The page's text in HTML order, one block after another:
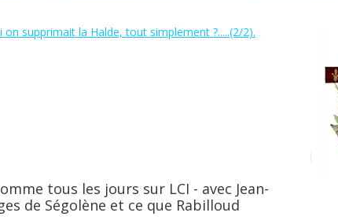
on supprimait la Halde, tout simplement ?.....(2/2).
tous les jours sur LCI - avec Jean-
de Ségolène et ce que Rabilloud